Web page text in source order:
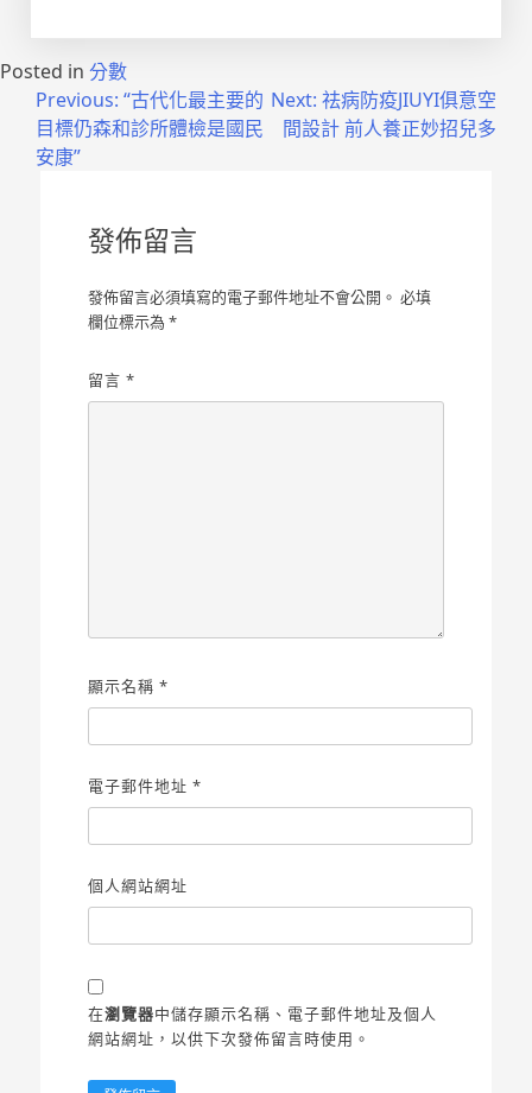
Posted in 分數
Previous: “古代化最主要的
目標仍森和診所體檢是國民
安康”
Next: 祛病防疫JIUYI俱意空
間設計 前人養正妙招兒多
發佈留言
發佈留言必須填寫的電子郵件地址不會公開。 必填
欄位標示為*
留言*
顯示名稱*
電子郵件地址*
個人網站網址
在瀏覽器中儲存顯示名稱、電子郵件地址及個人
網站網址，以供下次發佈留言時使用。